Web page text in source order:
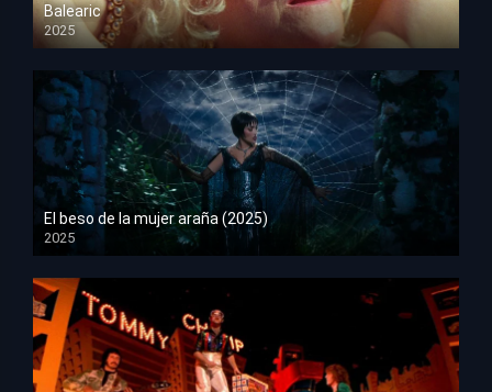
Balearic
2025
HD 1080p
El beso de la mujer araña (2025)
2025
HD 1080p